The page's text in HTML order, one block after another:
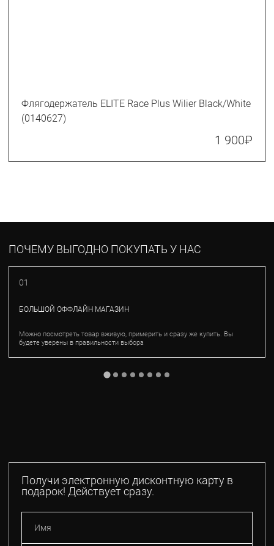
Флягодержатель ELITE Race Plus Wilier Black/White
(0140627)
1 900₽
ПОЧЕМУ ВЫГОДНО ПОКУПАТЬ У НАС
01
БОЛЬШОЙ ОФФЛАЙН МАГАЗИН
Можно посмотреть товар вживую, примерить и сразу же купить. Вы
будете уверены в правильности выбора
Получи электронную дисконтную карту в
подарок! Действует сразу.